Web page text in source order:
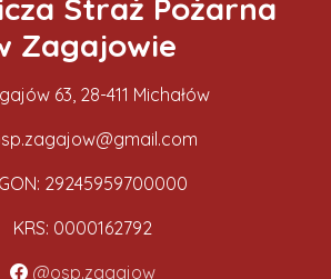
Straż Pożarna
Zagajowie
63, 28-411 Michałów
29245959700000
KRS: 0000162792
@osp.zagajow